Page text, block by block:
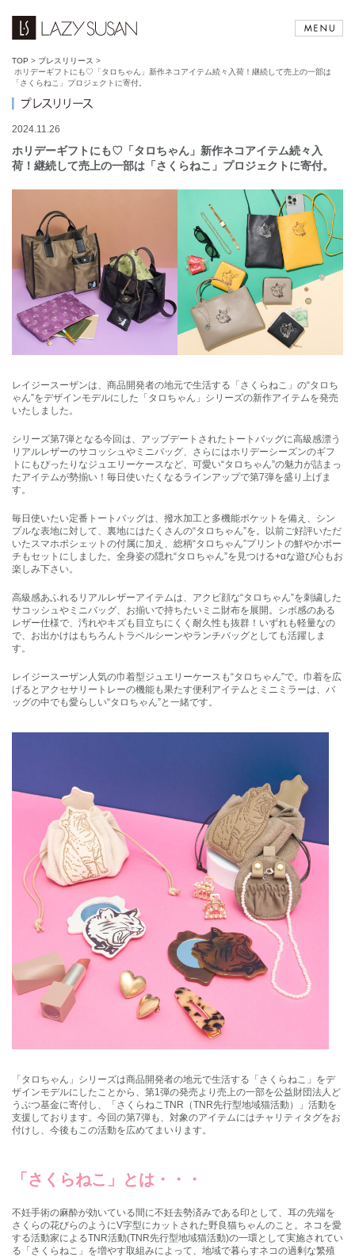
TOP > プレスリリース >
ホリデーギフトにも♡「タロちゃん」新作ネコアイテム続々入荷！継続して売上の一部は
「さくらねこ」プロジェクトに寄付。
2024.11.26
ホリデーギフトにも♡「タロちゃん」新作ネコアイテム続々入
荷！継続して売上の一部は「さくらねこ」プロジェクトに寄付。
レイジースーザンは、商品開発者の地元で生活する「さくらねこ」の“タロち
ゃん”をデザインモデルにした「タロちゃん」シリーズの新作アイテムを発売
いたしました。
シリーズ第7弾となる今回は、アップデートされたトートバッグに高級感漂う
リアルレザーのサコッシュやミニバッグ、さらにはホリデーシーズンのギフ
トにもぴったりなジュエリーケースなど、可愛い“タロちゃん”の魅力が詰まっ
たアイテムが勢揃い！毎日使いたくなるラインアップで第7弾を盛り上げま
す。
毎日使いたい定番トートバッグは、撥水加工と多機能ポケットを備え、シン
プルな表地に対して、裏地にはたくさんの“タロちゃん”を。以前ご好評いただ
いたスマホポシェットの付属に加え、総柄“タロちゃん”プリントの鮮やかポー
チもセットにしました。全身姿の隠れ“タロちゃん”を見つける+αな遊び心もお
楽しみ下さい。
高級感あふれるリアルレザーアイテムは、アクビ顔な“タロちゃん”を刺繍した
サコッシュやミニバッグ、お揃いで持ちたいミニ財布を展開。シボ感のある
レザー仕様で、汚れやキズも目立ちにくく耐久性も抜群！いずれも軽量なの
で、お出かけはもちろんトラベルシーンやランチバッグとしても活躍しま
す。
レイジースーザン人気の巾着型ジュエリーケースも“タロちゃん”で。巾着を広
げるとアクセサリートレーの機能も果たす便利アイテムとミニミラーは、バ
ッグの中でも愛らしい“タロちゃん”と一緒です。
「タロちゃん」シリーズは商品開発者の地元で生活する「さくらねこ」をデ
ザインモデルにしたことから、第1弾の発売より売上の一部を公益財団法人ど
うぶつ基金に寄付し、「さくらねこTNR（TNR先行型地域猫活動）」活動を
支援しております。今回の第7弾も、対象のアイテムにはチャリティタグをお
付けし、今後もこの活動を広めてまいります。
「さくらねこ」とは・・・
不妊手術の麻酔が効いている間に不妊去勢済みである印として、耳の先端を
さくらの花びらのようにV字型にカットされた野良猫ちゃんのこと。ネコを愛
する活動家によるTNR活動(TNR先行型地域猫活動)の一環として実施されてい
る「さくらねこ」を増やす取組みによって、地域で暮らすネコの過剰な繁殖